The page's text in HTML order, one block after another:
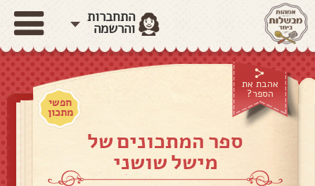
התחברות
והרשמה
אהבת את
הספר?
חפשי
מתכון
ספר המתכונים של
מישל שושני